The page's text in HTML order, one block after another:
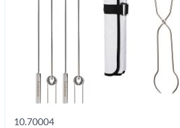
10.70004